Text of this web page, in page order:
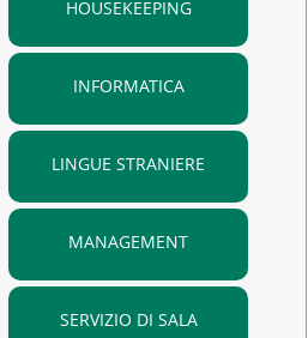
HOUSEKEEPING
INFORMATICA
LINGUE STRANIERE
MANAGEMENT
SERVIZIO DI SALA